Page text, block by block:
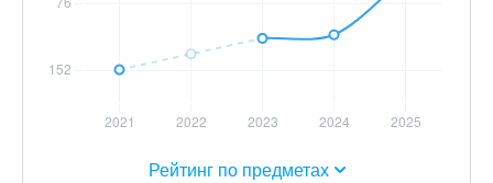
Рейтинг по предметах